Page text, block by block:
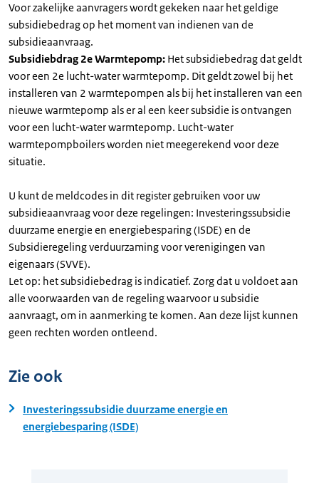
Voor zakelijke aanvragers wordt gekeken naar het geldige
subsidiebedrag op het moment van indienen van de
subsidieaanvraag.
Subsidiebdrag 2e Warmtepomp: Het subsidiebedrag dat geldt
voor een 2e lucht-water warmtepomp. Dit geldt zowel bij het
installeren van 2 warmtepompen als bij het installeren van een
nieuwe warmtepomp als er al een keer subsidie is ontvangen
voor een lucht-water warmtepomp. Lucht-water
warmtepompboilers worden niet meegerekend voor deze
situatie.
U kunt de meldcodes in dit register gebruiken voor uw
subsidieaanvraag voor deze regelingen: Investeringssubsidie
duurzame energie en energiebesparing (ISDE) en de
Subsidieregeling verduurzaming voor verenigingen van
eigenaars (SVVE).
Let op: het subsidiebedrag is indicatief. Zorg dat u voldoet aan
alle voorwaarden van de regeling waarvoor u subsidie
aanvraagt, om in aanmerking te komen. Aan deze lijst kunnen
geen rechten worden ontleend.
Zie ook
Investeringssubsidie duurzame energie en
energiebesparing (ISDE)